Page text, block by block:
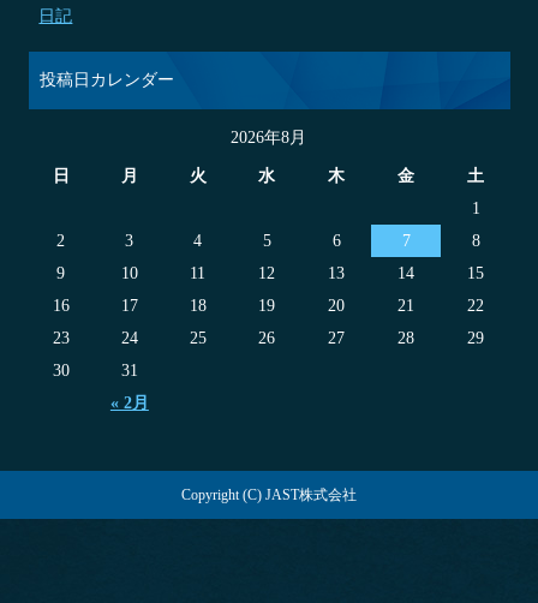
日記
投稿日カレンダー
2026年8月
日 月 火 水 木 金 土
« 2月
1
2
3 4 5 6 7
8
9
10 11 12 13 14
15
16
17 18 19 20 21
22
23
24 25 26 27 28
29
30
31
Copyright (C) JAST株式会社